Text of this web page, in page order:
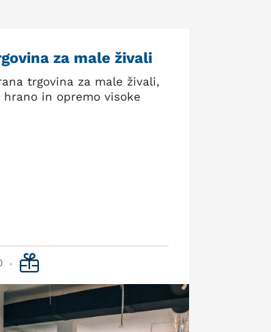
za male živali
trgovina za male živali,
in opremo visoke